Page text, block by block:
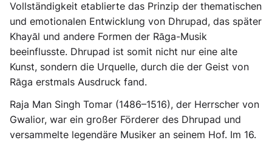
Vollständigkeit etablierte das Prinzip der thematischen
und emotionalen Entwicklung von Dhrupad, das später
Khayāl und andere Formen der Rāga-Musik
beeinflusste. Dhrupad ist somit nicht nur eine alte
Kunst, sondern die Urquelle, durch die der Geist von
Rāga erstmals Ausdruck fand.
Raja Man Singh Tomar (1486–1516), der Herrscher von
Gwalior, war ein großer Förderer des Dhrupad und
versammelte legendäre Musiker an seinem Hof. Im 16.